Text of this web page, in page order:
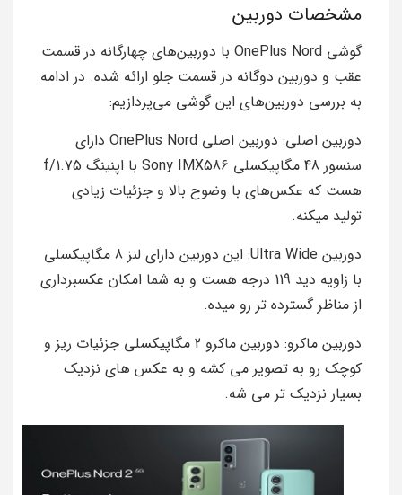
مشخصات دوربین
گوشی OnePlus Nord با دوربین‌های چهارگانه در قسمت
عقب و دوربین دوگانه در قسمت جلو ارائه شده. در ادامه
به بررسی دوربین‌های این گوشی می‌پردازیم:
دوربین اصلی: دوربین اصلی OnePlus Nord دارای
سنسور 48 مگاپیکسلی Sony IMX586 با اپنینگ f/1.75
هست که عکس‌های با وضوح بالا و جزئیات زیادی
تولید میکنه.
دوربین Ultra Wide: این دوربین دارای لنز 8 مگاپیکسلی
با زاویه دید 119 درجه هست و به شما امکان عکسبرداری
از مناظر گسترده‌ تر رو میده.
دوربین ماکرو: دوربین ماکرو 2 مگاپیکسلی جزئیات ریز و
کوچک رو به تصویر می‌ کشه و به عکس‌ های نزدیک
بسیار نزدیک‌ تر می‌ شه.